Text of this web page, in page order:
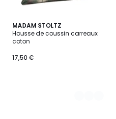
MADAM STOLTZ
Housse de coussin carreaux
coton
17,50 €
2
Couleurs